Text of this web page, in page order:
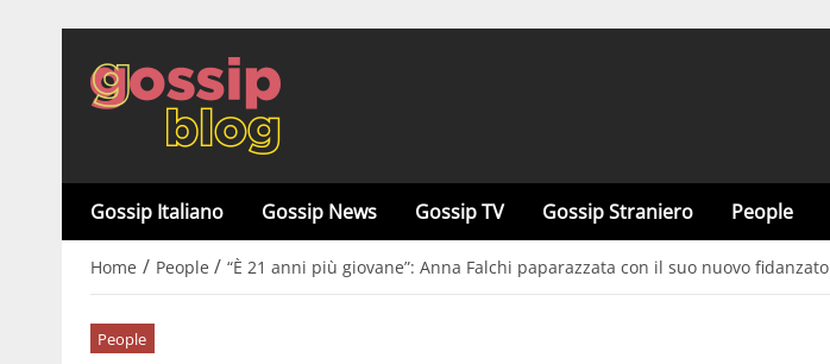
Gossip Italiano Gossip News Gossip TV Gossip Straniero People
Home / People / “È 21 anni più giovane”: Anna Falchi paparazzata con il suo nuovo fidanzato
People